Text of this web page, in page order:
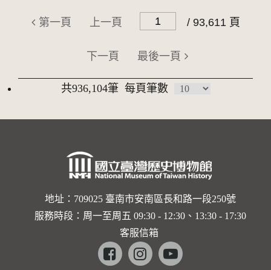
第一頁 上一頁 / 93,611 頁
下一頁 最後一頁
共936,104筆 每頁筆數
地址：709025 臺南市安南區長和路一段250號
服務時段：周一至周五 09:30 - 12:30、13:30 - 17:30
客服信箱
Facebookinstagramyoutube